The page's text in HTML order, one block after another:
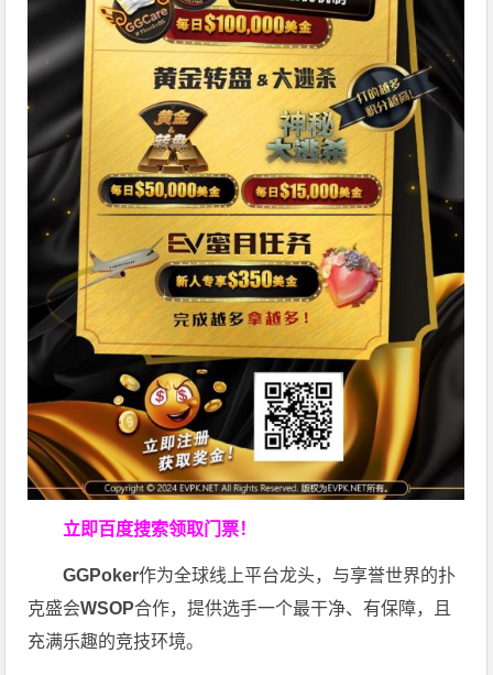
立即百度搜索领取门票！
GGPoker作为全球线上平台龙头，与享誉世界的扑
克盛会WSOP合作，提供选手一个最干净、有保障，且
充满乐趣的竞技环境。